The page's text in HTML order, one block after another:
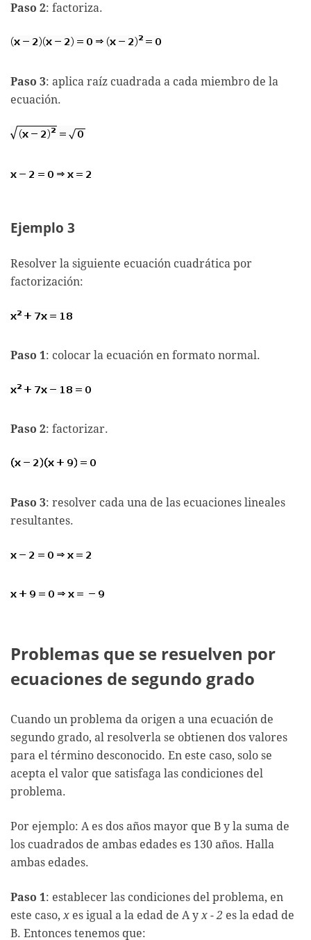
Paso 2: factoriza.
Paso 3: aplica raíz cuadrada a cada miembro de la
ecuación.
Ejemplo 3
Resolver la siguiente ecuación cuadrática por
factorización:
Paso 1: colocar la ecuación en formato normal.
Paso 2: factorizar.
Paso 3: resolver cada una de las ecuaciones lineales
resultantes.
Problemas que se resuelven por
ecuaciones de segundo grado
Cuando un problema da origen a una ecuación de
segundo grado, al resolverla se obtienen dos valores
para el término desconocido. En este caso, solo se
acepta el valor que satisfaga las condiciones del
problema.
Por ejemplo: A es dos años mayor que B y la suma de
los cuadrados de ambas edades es 130 años. Halla
ambas edades.
Paso 1: establecer las condiciones del problema, en
este caso,x es igual a la edad de A yx - 2 es la edad de
B. Entonces tenemos que: